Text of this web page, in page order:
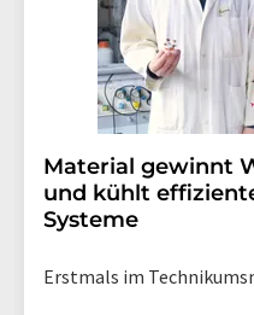
Material gewinnt
und kühlt
Systeme
Erstmals im